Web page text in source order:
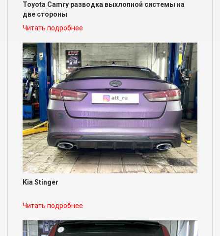
Toyota Camry разводка выхлопной системы на
две стороны
Читать подробнее
Kia Stinger
Читать подробнее